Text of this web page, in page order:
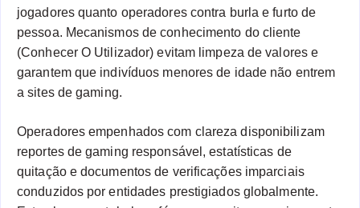
jogadores quanto operadores contra burla e furto de
pessoa. Mecanismos de conhecimento do cliente
(Conhecer O Utilizador) evitam limpeza de valores e
garantem que indivíduos menores de idade não entrem
a sites de gaming.
Operadores empenhados com clareza disponibilizam
reportes de gaming responsável, estatísticas de
quitação e documentos de verificações imparciais
conduzidos por entidades prestigiados globalmente.